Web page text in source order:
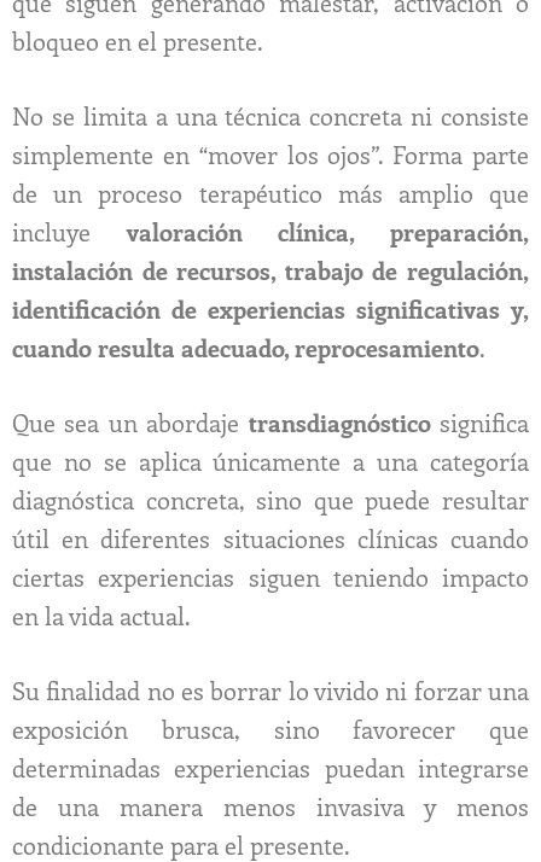
bloqueo en el presente.
No se limita a una técnica concreta ni consiste
simplemente en “mover los ojos”. Forma parte
de un proceso terapéutico más amplio que
incluyevaloración clínica, preparación,
instalación de recursos, trabajo de regulación,
identificación de experiencias significativas y,
cuando resulta adecuado, reprocesamiento.
Que sea un abordaje transdiagnósticosignifica
que no se aplica únicamente a una categoría
diagnóstica concreta, sino que puede resultar
útil en diferentes situaciones clínicas cuando
ciertas experiencias siguen teniendo impacto
en la vida actual.
Su finalidad no es borrar lo vivido ni forzar una
exposición brusca, sino favorecer que
determinadas experiencias puedan integrarse
de una manera menos invasiva y menos
condicionante para el presente.